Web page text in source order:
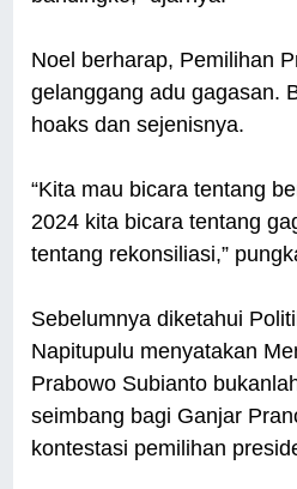
Noel berharap, Pemilihan
gelanggang adu gagasan.
hoaks dan sejenisnya.
“Kita mau bicara tentang
2024 kita bicara tentang
tentang rekonsiliasi,”
Sebelumnya diketahui
Napitupulu menyatakan
Prabowo Subianto
seimbang bagi Ganjar
kontestasi pemilihan